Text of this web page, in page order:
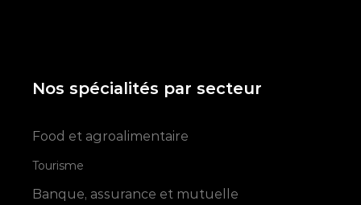
Nos spécialités par secteur
Food et agroalimentaire
Tourisme
Banque, assurance et mutuelle